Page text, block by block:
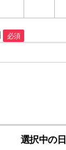
必須
選択中の